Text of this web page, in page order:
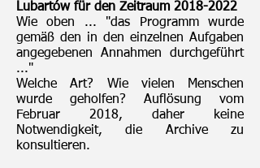
Lubartów für den Zeitraum 2018-2022
Wie oben ... "das Programm wurde
gemäß den in den einzelnen Aufgaben
angegebenen Annahmen durchgeführt
..."
Welche Art? Wie vielen Menschen
wurde geholfen? Auflösung vom
Februar 2018, daher keine
Notwendigkeit, die Archive zu
konsultieren.